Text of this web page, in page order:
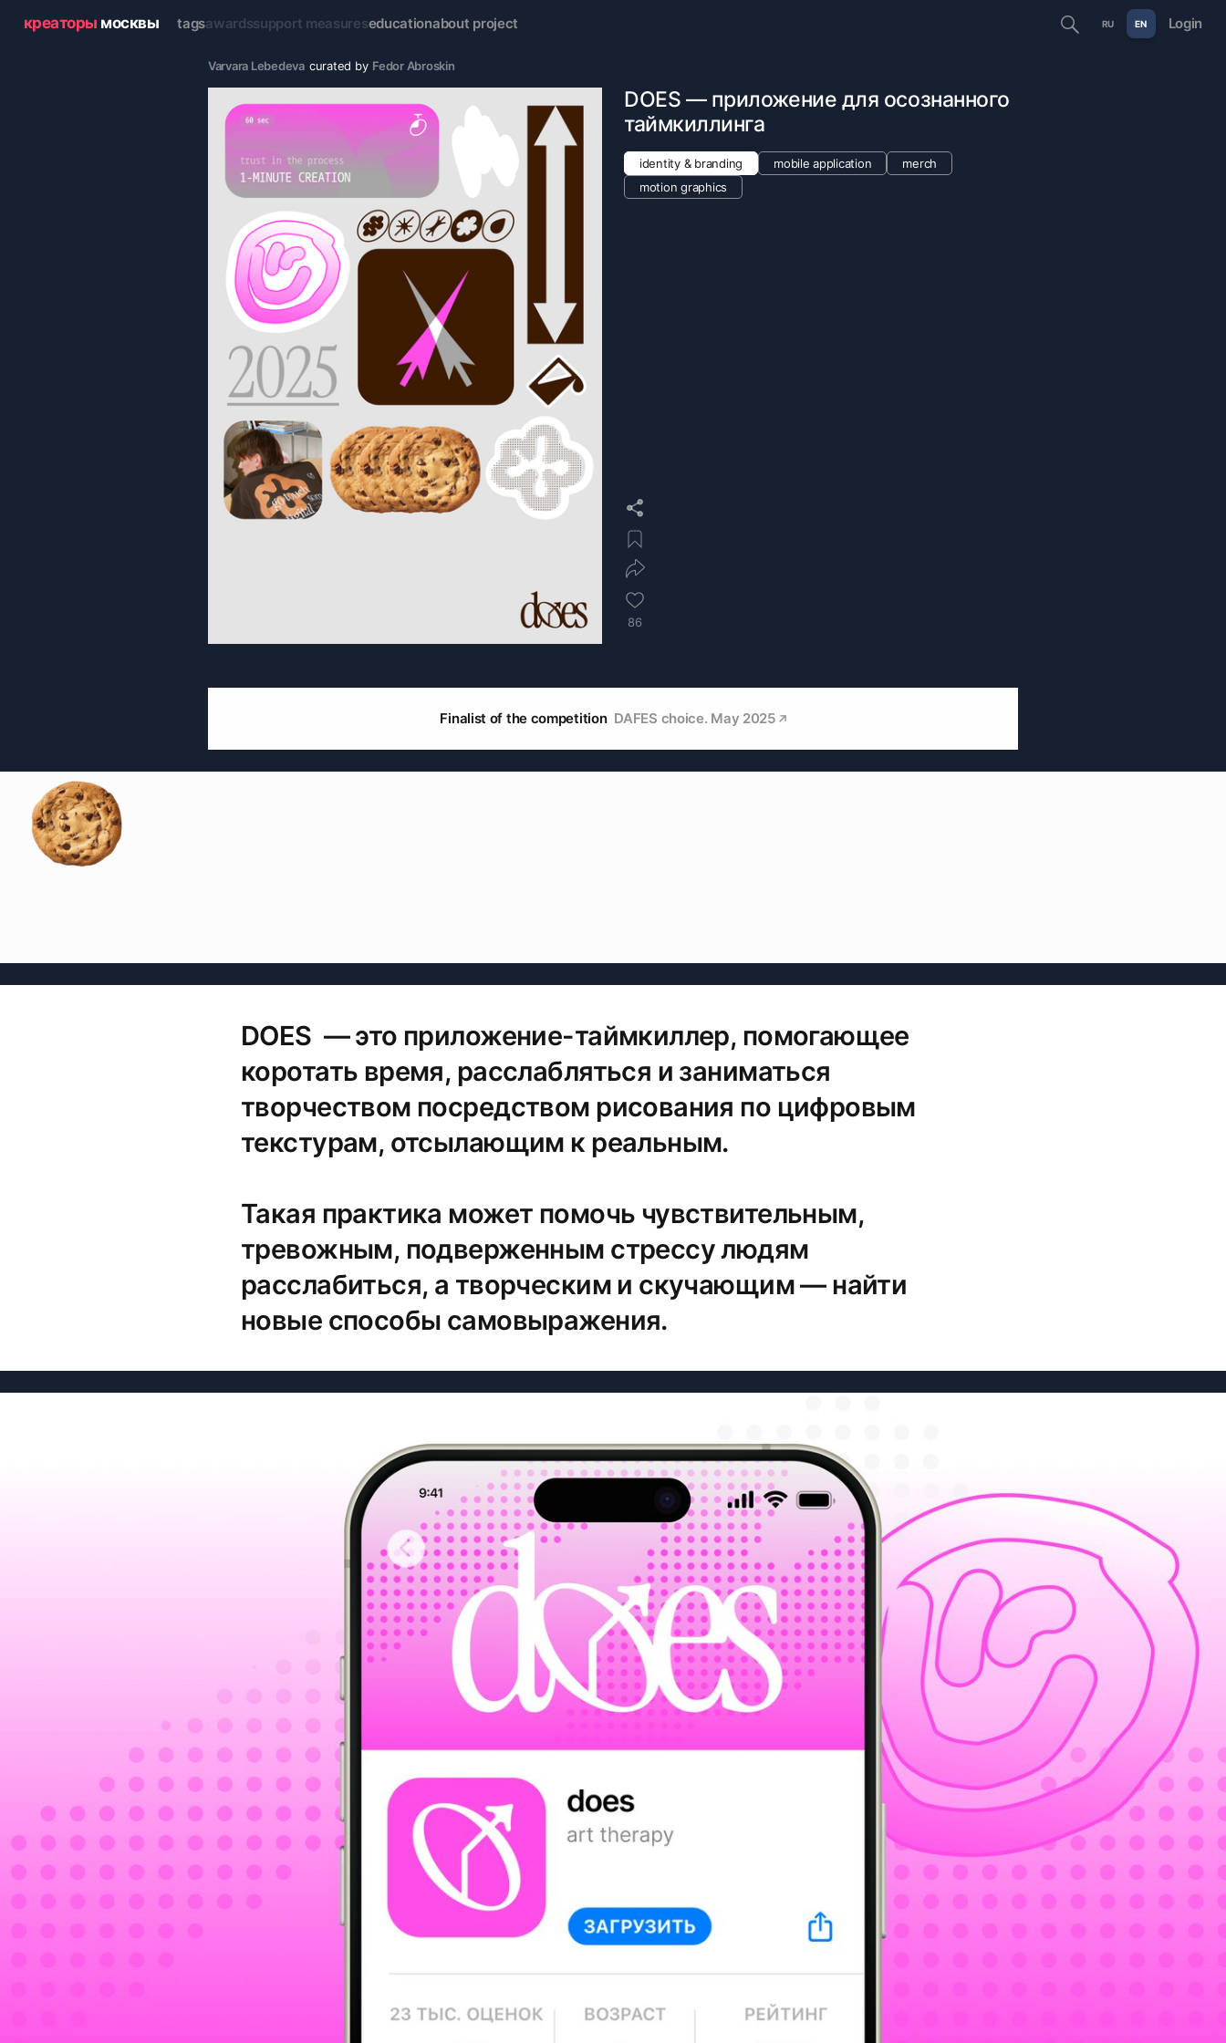
креаторы москвы tagsawardssupport measureseducationabout project RU EN Login
Varvara Lebedeva curated by Fedor Abroskin
DOES — приложение для осознанного
таймкиллинга
identity & branding mobile application
merch
motion graphics
86
Finalist of the competition DAFES choice. May 2025
DOES — это приложение-таймкиллер, помогающее
коротать время, расслабляться и заниматься
творчеством посредством рисования по цифровым
текстурам, отсылающим к реальным.
Такая практика может помочь чувствительным,
тревожным, подверженным стрессу людям
расслабиться, а творческим и скучающим — найти
новые способы самовыражения.